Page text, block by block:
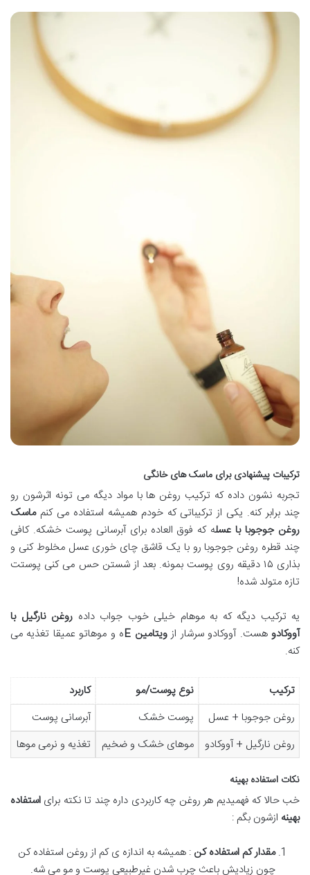
ترکیبات پیشنهادی برای ماسک های خانگی
تجربه نشون داده که ترکیب روغن ها با مواد دیگه می تونه اثرشون رو
چند برابر کنه. یکی از ترکیباتی که خودم همیشه استفاده می کنمماسک
روغن جوجوبا با عسله که فوق العاده برای آبرسانی پوست خشکه. کافی
چند قطره روغن جوجوبا رو با یک قاشق چای خوری عسل مخلوط کنی و
بذاری ۱۵ دقیقه روی پوست بمونه. بعد از شستن حس می کنی پوستت
تازه متولد شده!
یه ترکیب دیگه که به موهام خیلی خوب جواب داده روغن نارگیل با
آووکادوهست. آووکادو سرشار ازویتامین
ه و موهاتو عمیقا تغذیه می
کنه.
ترکیب نوع پوست/مو
کاربرد
روغن جوجوبا + عسل
پوست خشک
آبرسانی پوست
روغن نارگیل + آووکادو
موهای خشک و ضخیم تغذیه و نرمی موها
نکات استفاده بهینه
خب حالا که فهمیدیم هر روغن چه کاربردی داره چند تا نکته برای استفاده
بهینه ازشون بگم :
مقدار کم استفاده کن : همیشه به اندازه ی کم از روغن استفاده کن
چون زیادیش باعث چرب شدن غیرطبیعی پوست و مو می شه.